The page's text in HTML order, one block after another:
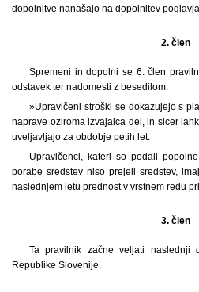
dopolnitve nanašajo na dopolnitev
2. člen
Spremeni in dopolni se 6. člen
odstavek ter nadomesti z besedilom:
»Upravičeni stroški se dokazujejo s
naprave oziroma izvajalca del, in sicer
uveljavljajo za obdobje petih let.
Upravičenci, kateri so podali
porabe sredstev niso prejeli sredstev,
naslednjem letu prednost v vrstnem redu
3. člen
Ta pravilnik začne veljati
Republike Slovenije.